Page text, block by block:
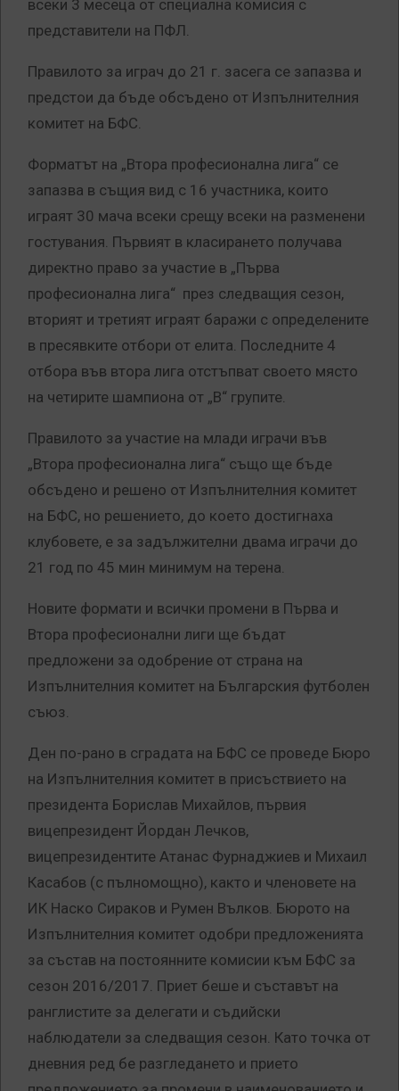
всеки 3 месеца от специална комисия с
представители на ПФЛ.
Правилото за играч до 21 г. засега се запазва и
предстои да бъде обсъдено от Изпълнителния
комитет на БФС.
Форматът на „Втора професионална лига“ се
запазва в същия вид с 16 участника, които
играят 30 мача всеки срещу всеки на разменени
гостувания. Първият в класирането получава
директно право за участие в „Първа
професионална лига“ през следващия сезон,
вторият и третият играят баражи с определените
в пресявките отбори от елита. Последните 4
отбора във втора лига отстъпват своето място
на четирите шампиона от „В“ групите.
Правилото за участие на млади играчи във
„Втора професионална лига“ също ще бъде
обсъдено и решено от Изпълнителния комитет
на БФС, но решението, до което достигнаха
клубовете, е за задължителни двама играчи до
21 год по 45 мин минимум на терена.
Новите формати и всички промени в Първа и
Втора професионални лиги ще бъдат
предложени за одобрение от страна на
Изпълнителния комитет на Българския футболен
съюз.
Ден по-рано в сградата на БФС се проведе Бюро
на Изпълнителния комитет в присъствието на
президента Борислав Михайлов, първия
вицепрезидент Йордан Лечков,
вицепрезидентите Атанас Фурнаджиев и Михаил
Касабов (с пълномощно), както и членовете на
ИК Наско Сираков и Румен Вълков. Бюрото на
Изпълнителния комитет одобри предложенията
за състав на постоянните комисии към БФС за
сезон 2016/2017. Приет беше и съставът на
ранглистите за делегати и съдийски
наблюдатели за следващия сезон. Като точка от
дневния ред бе разгледането и прието